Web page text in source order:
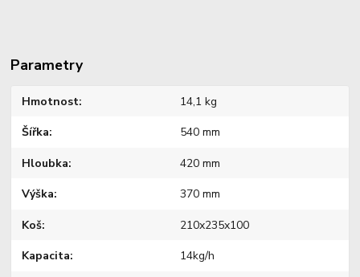
Parametry
Hmotnost 14,1 kg
Šířka 540 mm
Hloubka 420 mm
Výška 370 mm
Koš 210x235x100
Kapacita 14kg/h